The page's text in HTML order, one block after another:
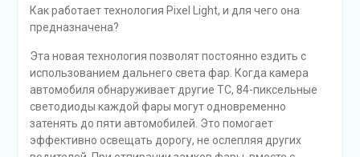
Как работает технология Pixel Light, и для чего она
предназначена?
Эта новая технология позволят постоянно ездить с
использованием дальнего света фар. Когда камера
автомобиля обнаруживает другие ТС, 84-пиксельные
светодиоды каждой фары могут одновременно
затенять до пяти автомобилей. Это помогает
эффективно освещать дорогу, не ослепляя других